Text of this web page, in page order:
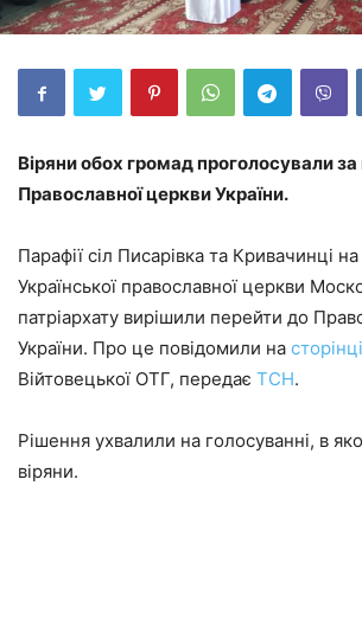
Віряни обох громад проголосували за
Православної церкви України.
Парафії сіл Писарівка та Кривачинці
Української православної церкви
патріархату вирішили перейти до
України. Про це повідомили на сторінці
Війтовецької ОТГ, передає ТСН.
Рішення ухвалили на голосуванні, в
віряни.